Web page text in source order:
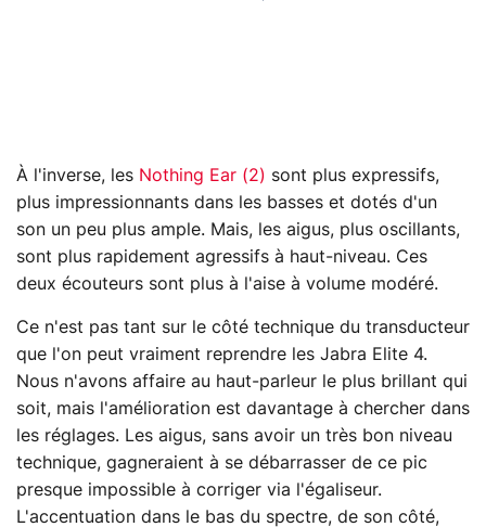
À l'inverse, les Nothing Ear (2) sont plus expressifs,
plus impressionnants dans les basses et dotés d'un
son un peu plus ample. Mais, les aigus, plus oscillants,
sont plus rapidement agressifs à haut-niveau. Ces
deux écouteurs sont plus à l'aise à volume modéré.
Ce n'est pas tant sur le côté technique du transducteur
que l'on peut vraiment reprendre les Jabra Elite 4.
Nous n'avons affaire au haut-parleur le plus brillant qui
soit, mais l'amélioration est davantage à chercher dans
les réglages. Les aigus, sans avoir un très bon niveau
technique, gagneraient à se débarrasser de ce pic
presque impossible à corriger via l'égaliseur.
L'accentuation dans le bas du spectre, de son côté,